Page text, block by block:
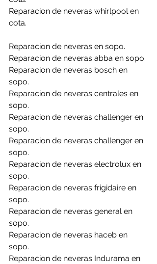
Reparacion de neveras whirlpool en
cota.
Reparacion de neveras en sopo.
Reparacion de neveras abba en sopo.
Reparacion de neveras bosch en
sopo.
Reparacion de neveras centrales en
sopo.
Reparacion de neveras challenger en
sopo.
Reparacion de neveras challenger en
sopo.
Reparacion de neveras electrolux en
sopo.
Reparacion de neveras frigidaire en
sopo.
Reparacion de neveras general en
sopo.
Reparacion de neveras haceb en
sopo.
Reparacion de neveras Indurama en